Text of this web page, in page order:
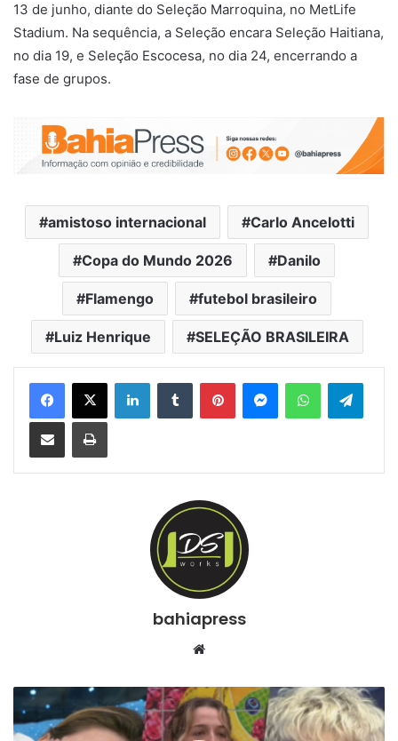
13 de junho, diante do Seleção Marroquina, no MetLife
Stadium. Na sequência, a Seleção encara Seleção Haitiana,
no dia 19, e Seleção Escocesa, no dia 24, encerrando a
fase de grupos.
amistoso internacional Carlo Ancelotti
Copa do Mundo 2026 Danilo
Flamengo futebol brasileiro
Luiz Henrique SELEÇÃO BRASILEIRA
bahiapress
te